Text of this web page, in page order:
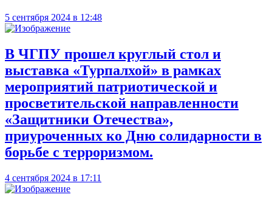
5 сентября 2024 в 12:48
В ЧГПУ прошел круглый стол и
выставка «Турпалхой» в рамках
мероприятий патриотической и
просветительской направленности
«Защитники Отечества»,
приуроченных ко Дню солидарности в
борьбе с терроризмом.
4 сентября 2024 в 17:11